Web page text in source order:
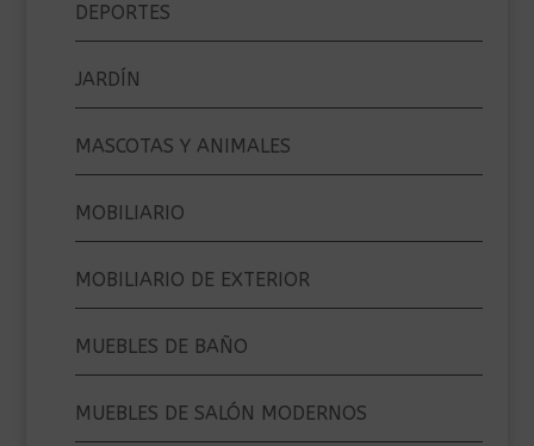
DEPORTES
JARDÍN
MASCOTAS Y ANIMALES
MOBILIARIO
MOBILIARIO DE EXTERIOR
MUEBLES DE BAÑO
MUEBLES DE SALÓN MODERNOS